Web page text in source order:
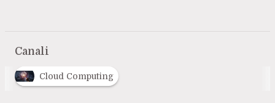
Canali
Cloud Computing